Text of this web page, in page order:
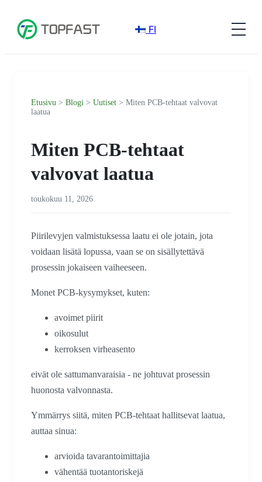
FI
Etusivu > Blogi > Uutiset > Miten PCB-tehtaat valvovat
laatua
Miten PCB-tehtaat
valvovat laatua
toukokuu 11, 2026
Piirilevyjen valmistuksessa laatu ei ole jotain, jota
voidaan lisätä lopussa, vaan se on sisällytettävä
prosessin jokaiseen vaiheeseen.
Monet PCB-kysymykset, kuten:
avoimet piirit
oikosulut
kerroksen virheasento
eivät ole sattumanvaraisia - ne johtuvat prosessin
huonosta valvonnasta.
Ymmärrys siitä, miten PCB-tehtaat hallitsevat laatua,
auttaa sinua:
arvioida tavarantoimittajia
vähentää tuotantoriskejä